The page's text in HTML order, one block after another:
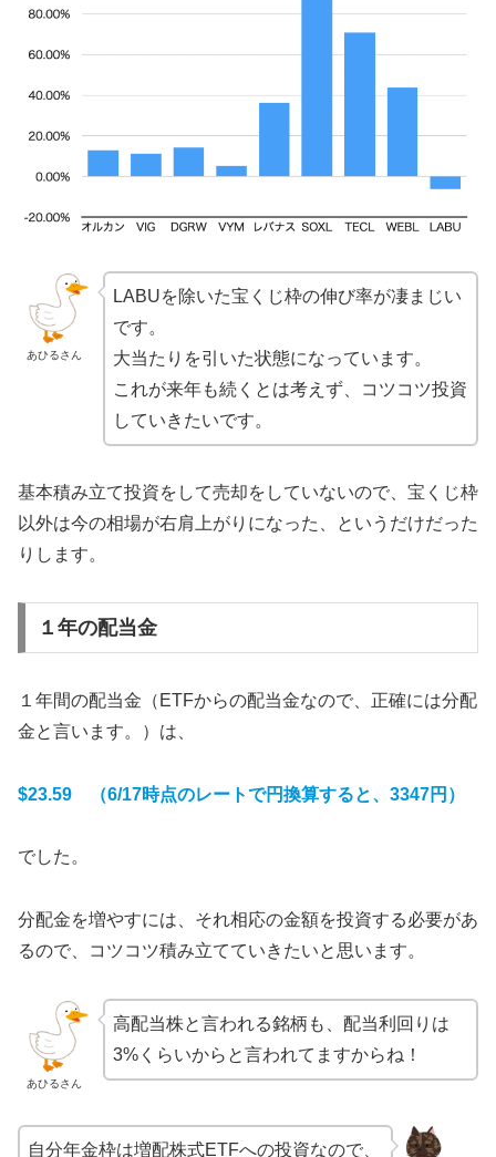
あひるさん
LABUを除いた宝くじ枠の伸び率が凄まじい
です。
大当たりを引いた状態になっています。
これが来年も続くとは考えず、コツコツ投資
していきたいです。
基本積み立て投資をして売却をしていないので、宝くじ枠
以外は今の相場が右肩上がりになった、というだけだった
りします。
１年の配当金
１年間の配当金（ETFからの配当金なので、正確には分配
金と言います。）は、
$23.59 （6/17時点のレートで円換算すると、3347円）
でした。
分配金を増やすには、それ相応の金額を投資する必要があ
るので、コツコツ積み立てていきたいと思います。
あひるさん
高配当株と言われる銘柄も、配当利回りは
3%くらいからと言われてますからね！
自分年金枠は増配株式ETFへの投資なので、